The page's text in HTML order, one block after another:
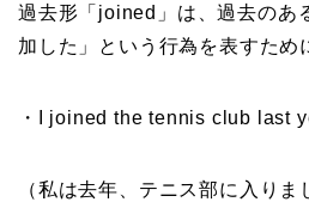
過去形「joined」は、過去のあ
加した」という行為を表すため
・I joined the tennis club last
（私は去年、テニス部に入りま